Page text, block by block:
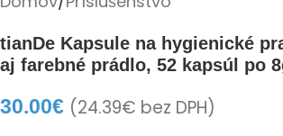
tianDe Kapsule na hygienické
aj farebné prádlo, 52 kapsúl po
30.00€ (24.39€ bez DPH)